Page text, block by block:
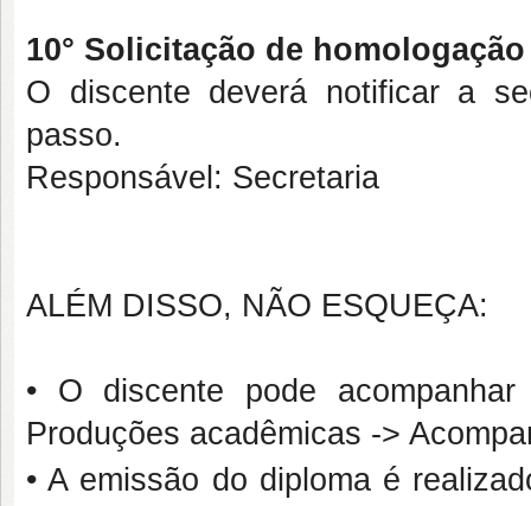
10° Solicitação de
O discente deverá notificar a
passo.
Responsável: Secretaria
ALÉM DISSO, NÃO ESQUEÇA:
• O discente pode
Produções acadêmicas ->
• A emissão do diploma é